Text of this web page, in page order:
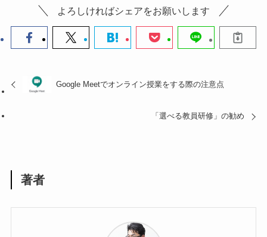
よろしければシェアをお願いします
Google Meetでオンライン授業をする際の注意点
「選べる教員研修」の勧め
著者